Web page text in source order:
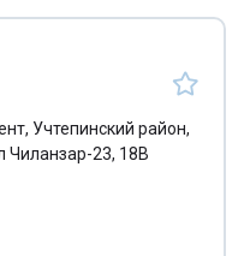
Учтепинский район,
Чиланзар-23, 18В